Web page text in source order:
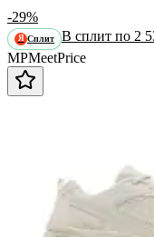
-29%
Я Сплит В сплит по 2
MPMeetPrice